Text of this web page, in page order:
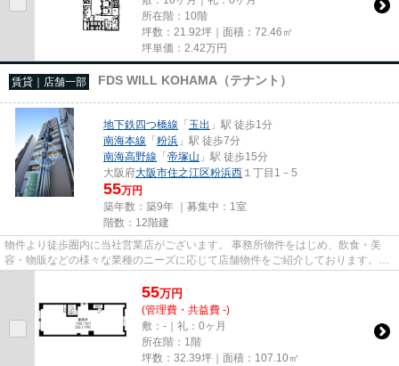
所在階：10階
坪数：21.92坪｜面積：72.46㎡
坪単価： 2.42万円
賃貸｜店舗一部 FDS WILL KOHAMA（テナント）
地下鉄四つ橋線 「玉出 」駅 徒歩1分
南海本線 「粉浜 」駅 徒歩7分
南海高野線 「帝塚山 」駅 徒歩15分
大阪府大阪市住之江区粉浜西 １丁目1－5
55万円
築年数：築9年 ｜募集中： 1室
階数：12階建
物件より徒歩圏内に当社営業店がございます。 事務所物件をはじめ、飲食・美
容・物販などの様々な業種のニーズに応じて店舗物件をご紹介しております。
尚、弊社ではおとり広告は一切...
55万円
(管理費・共益費 -)
敷：-｜礼：0ヶ月
所在階：1階
坪数：32.39坪｜面積：107.10㎡